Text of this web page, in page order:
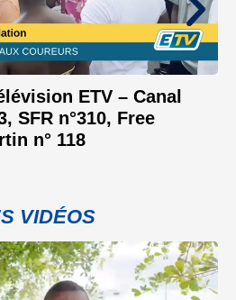
ETV – Canal
SFR n°310, Free
n° 118
VIDÉOS